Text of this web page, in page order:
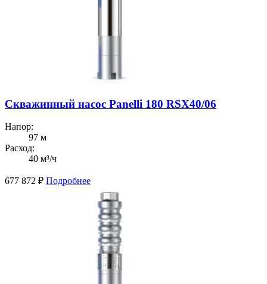
Скважинный насос Panelli 180 RSX40/06
Напор:
97 м
Расход:
40 м³/ч
677 872 ₽ Подробнее